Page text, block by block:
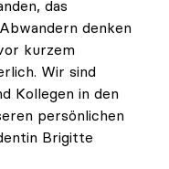
das
denken
kurzem
Wir sind
Kollegen in den
persönlichen
Brigitte